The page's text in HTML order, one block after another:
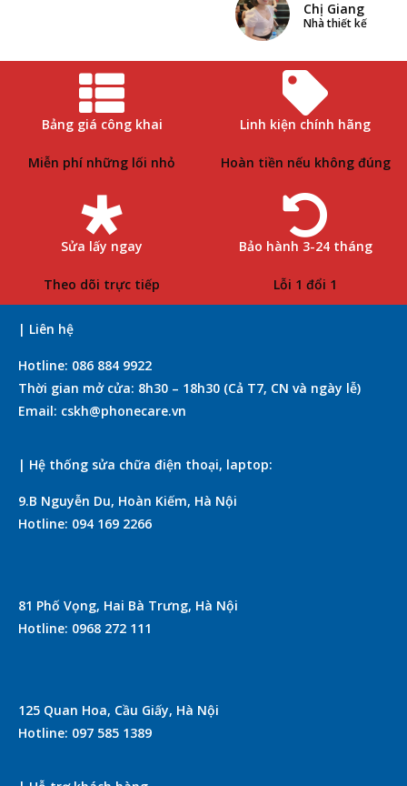
Chị Giang
Nhà thiết kế
Bảng giá công khai
Miễn phí những lối nhỏ
Linh kiện chính hãng
Hoàn tiền nếu không đúng
Sửa lấy ngay
Theo dõi trực tiếp
Bảo hành 3-24 tháng
Lỗi 1 đổi 1
| Liên hệ
Hotline: 086 884 9922
Thời gian mở cửa: 8h30 – 18h30 (Cả T7, CN và ngày lễ)
Email: cskh@phonecare.vn
| Hệ thống sửa chữa điện thoại, laptop:
9.B Nguyễn Du, Hoàn Kiếm, Hà Nội
Hotline: 094 169 2266
81 Phố Vọng, Hai Bà Trưng, Hà Nội
Hotline: 0968 272 111
125 Quan Hoa, Cầu Giấy, Hà Nội
Hotline: 097 585 1389